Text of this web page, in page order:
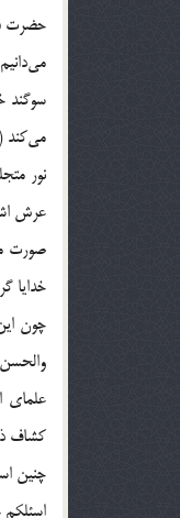
حضرت
نور
عرش
صورت
خدايا
چون
علماى
اسئلكم عليه اجرا